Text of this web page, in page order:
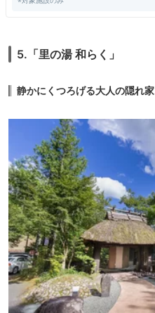
5.「里の湯 和らく」
静かにくつろげる大人の隠れ家